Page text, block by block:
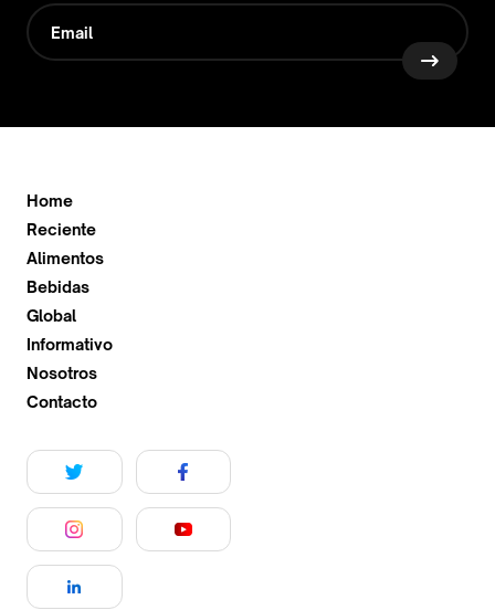
Home
Reciente
Alimentos
Bebidas
Global
Informativo
Nosotros
Contacto